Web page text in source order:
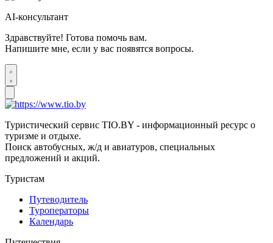
AI-консультант
Здравствуйте! Готова помочь вам.
Напишите мне, если у вас появятся вопросы.
Туристический сервис TIO.BY - информационный ресурс о
туризме и отдыхе.
Поиск автобусных, ж/д и авиатуров, специальных
предложений и акций.
Туристам
Путеводитель
Туроператоры
Календарь